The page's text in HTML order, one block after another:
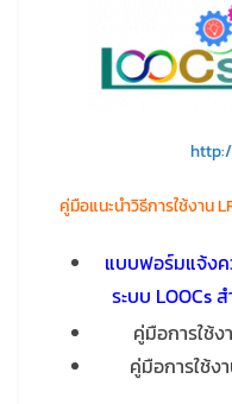
คู่มือแนะนำวิธีการใช้งาน
แบบฟอร์มแจ้งค
ระบบ LOOCs
คู่มือการใช้ง
คู่มือการใช้ง